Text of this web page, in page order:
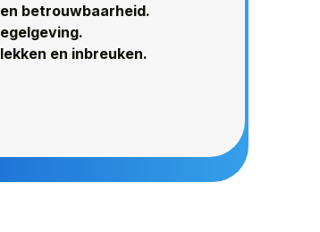
betrouwbaarheid.
en inbreuken.